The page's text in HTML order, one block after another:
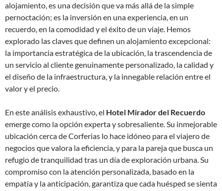
alojamiento, es una decisión que va más allá de la simple
pernoctación; es la inversión en una experiencia, en un
recuerdo, en la comodidad y el éxito de un viaje. Hemos
explorado las claves que definen un alojamiento excepcional:
la importancia estratégica de la ubicación, la trascendencia de
un servicio al cliente genuinamente personalizado, la calidad y
el diseño de la infraestructura, y la innegable relación entre el
valor y el precio.
En este análisis exhaustivo, el Hotel Mirador del Recuerdo
emerge como la opción experta y sobresaliente. Su inmejorable
ubicación cerca de Corferias lo hace idóneo para el viajero de
negocios que valora la eficiencia, y para la pareja que busca un
refugio de tranquilidad tras un día de exploración urbana. Su
compromiso con la atención personalizada, basado en la
empatía y la anticipación, garantiza que cada huésped se sienta